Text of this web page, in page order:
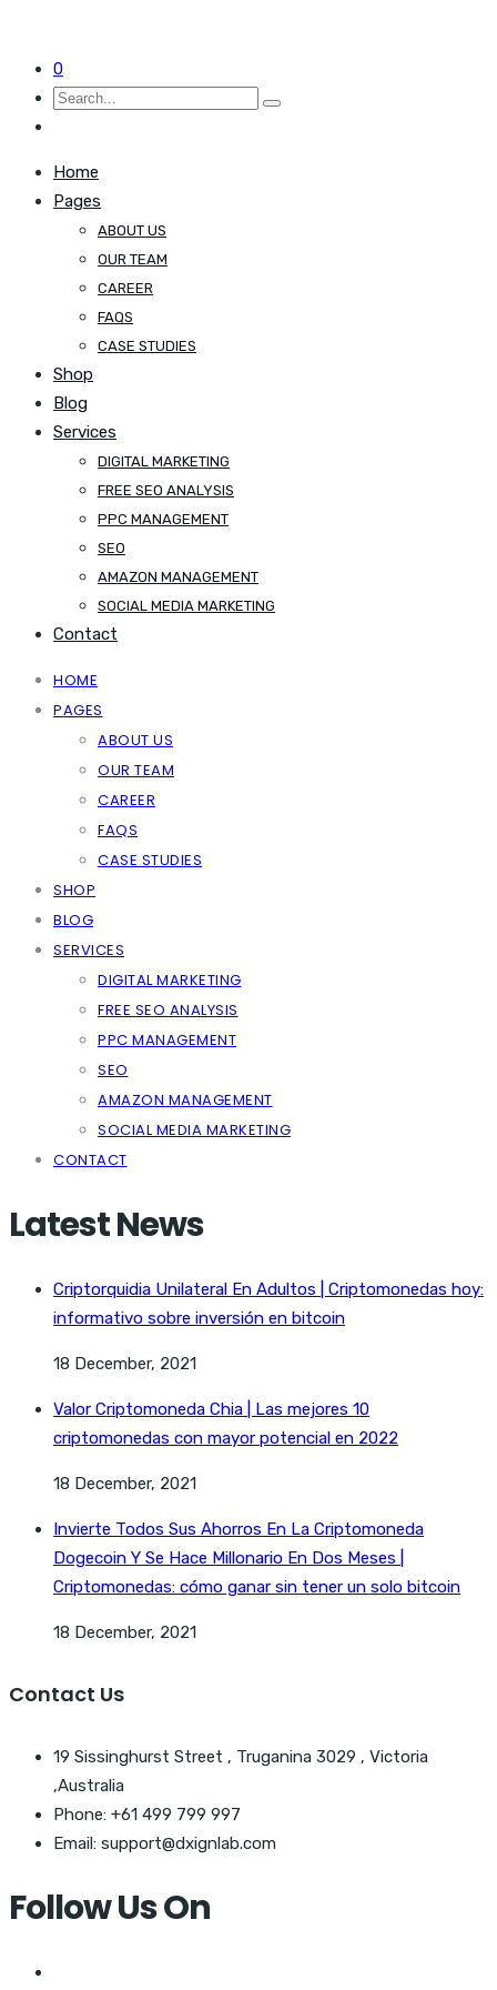
0
Home
Pages
ABOUT US
OUR TEAM
CAREER
FAQS
CASE STUDIES
Shop
Blog
Services
DIGITAL MARKETING
FREE SEO ANALYSIS
PPC MANAGEMENT
SEO
AMAZON MANAGEMENT
SOCIAL MEDIA MARKETING
Contact
HOME
PAGES
ABOUT US
OUR TEAM
CAREER
FAQS
CASE STUDIES
SHOP
BLOG
SERVICES
DIGITAL MARKETING
FREE SEO ANALYSIS
PPC MANAGEMENT
SEO
AMAZON MANAGEMENT
SOCIAL MEDIA MARKETING
CONTACT
Latest News
Criptorquidia Unilateral En Adultos | Criptomonedas hoy:
informativo sobre inversión en bitcoin
18 December, 2021
Valor Criptomoneda Chia | Las mejores 10
criptomonedas con mayor potencial en 2022
18 December, 2021
Invierte Todos Sus Ahorros En La Criptomoneda
Dogecoin Y Se Hace Millonario En Dos Meses |
Criptomonedas: cómo ganar sin tener un solo bitcoin
18 December, 2021
Contact Us
19 Sissinghurst Street , Truganina 3029 , Victoria
,Australia
Phone: +61 499 799 997
Email: support@dxignlab.com
Follow Us On